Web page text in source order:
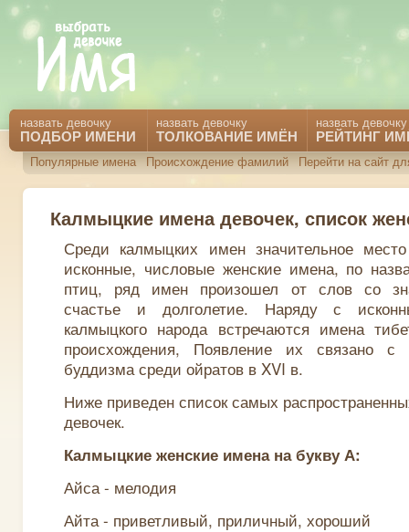
назвать девочку
ПОДБОР ИМЕНИ
назвать девочку
ТОЛКОВАНИЕ ИМЁН
назвать девочку
РЕЙТИНГ
Популярные имена Происхождение фамилий Перейти на сайт
Калмыцкие имена девочек, список
Среди калмыцких имен значительное
исконные, числовые женские имена, по
птиц, ряд имен произошел от слов со
счастье и долголетие. Наряду с
калмыцкого народа встречаются имена
происхождения, Появление их связано с
буддизма среди ойратов в XVI в.
Ниже приведен список самых
девочек.
Калмыцкие женские имена на букву А:
Айса - мелодия
Айта - приветливый, приличный, хороший